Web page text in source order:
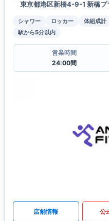
東京都港区新橋4-9-1 新橋プ
シャワー ロッカー 体組成計
駅から5分以内
営業時間
24:00間
店舗情報 公